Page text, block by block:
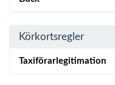
Körkortsregler
Taxiförarlegitimation